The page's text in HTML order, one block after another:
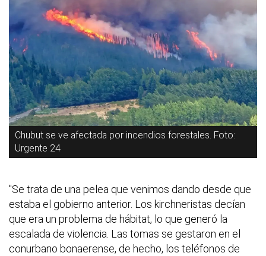
Chubut se ve afectada por incendios forestales. Foto:
Urgente 24
"Se trata de una pelea que venimos dando desde que
estaba el gobierno anterior. Los kirchneristas decían
que era un problema de hábitat, lo que generó la
escalada de violencia. Las tomas se gestaron en el
conurbano bonaerense, de hecho, los teléfonos de